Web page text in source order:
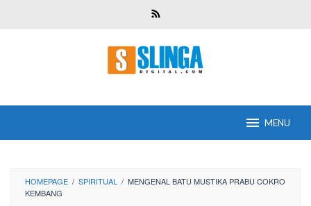
MENU
HOMEPAGE / SPIRITUAL / MENGENAL BATU MUSTIKA PRABU COKRO
KEMBANG